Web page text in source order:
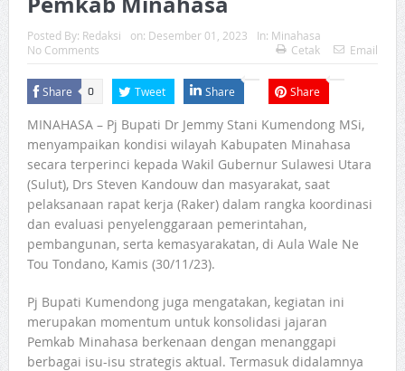
Posted By: Redaksi on: Desember 01, 2023 In: Minahasa
No Comments
Cetak Email
Share 0 Tweet Share Share
MINAHASA – Pj Bupati Dr Jemmy Stani Kumendong MSi,
menyampaikan kondisi wilayah Kabupaten Minahasa
secara terperinci kepada Wakil Gubernur Sulawesi Utara
(Sulut), Drs Steven Kandouw dan masyarakat, saat
pelaksanaan rapat kerja (Raker) dalam rangka koordinasi
dan evaluasi penyelenggaraan pemerintahan,
pembangunan, serta kemasyarakatan, di Aula Wale Ne
Tou Tondano, Kamis (30/11/23).
Pj Bupati Kumendong juga mengatakan, kegiatan ini
merupakan momentum untuk konsolidasi jajaran
Pemkab Minahasa berkenaan dengan menanggapi
berbagai isu-isu strategis aktual. Termasuk didalamnya